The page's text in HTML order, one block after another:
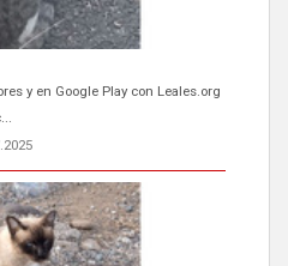
y en Google Play con Leales.org